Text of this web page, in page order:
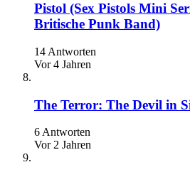
Pistol (Sex Pistols Mini
Britische Punk Band)
14 Antworten
Vor 4 Jahren
The Terror: The Devil in
6 Antworten
Vor 2 Jahren